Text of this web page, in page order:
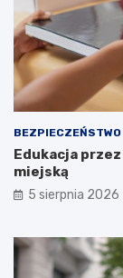
BEZPIECZEŃSTWO
Edukacja
miejską
5 sierpnia 2026